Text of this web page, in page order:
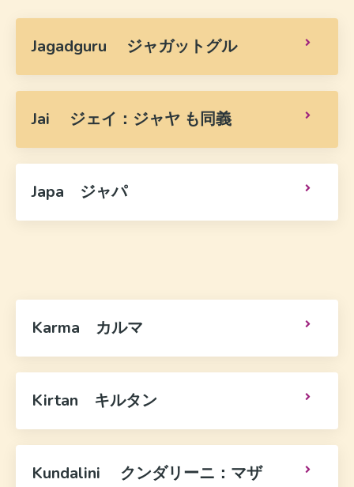
Jagadguru ジャガットグル
Jai ジェイ：ジャヤ も同義
Japa ジャパ
Karma カルマ
Kirtan キルタン
Kundalini クンダリーニ：マザ